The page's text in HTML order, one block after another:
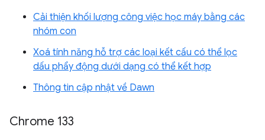
Cải thiện khối lượng công việc học máy bằng các
nhóm con
Xoá tính năng hỗ trợ các loại kết cấu có thể lọc
dấu phẩy động dưới dạng có thể kết hợp
Thông tin cập nhật về Dawn
Chrome 133